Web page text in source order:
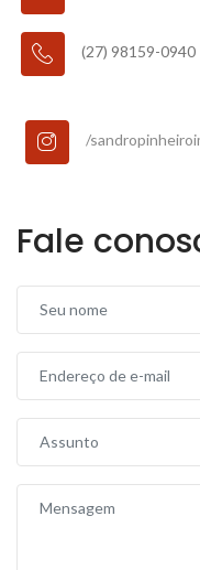
(27) 98159-0940
/
Fale